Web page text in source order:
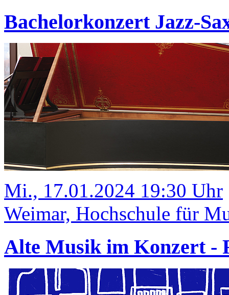
Bachelorkonzert Jazz-
Mi., 17.01.2024 19:30 Uhr
Weimar, Hochschule für
Alte Musik im Konzert -